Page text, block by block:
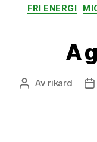
FRI ENERGI
A
Inläggsförfattare
Av rikard